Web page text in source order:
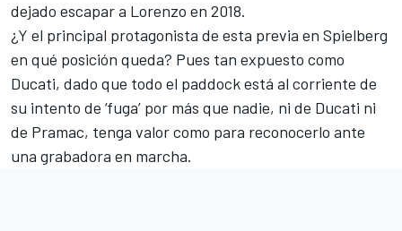
dejado escapar a Lorenzo en 2018.
¿Y el principal protagonista de esta previa en Spielberg
en qué posición queda? Pues tan expuesto como
Ducati, dado que todo el paddock está al corriente de
su intento de ‘fuga’ por más que nadie, ni de Ducati ni
de Pramac, tenga valor como para reconocerlo ante
una grabadora en marcha.